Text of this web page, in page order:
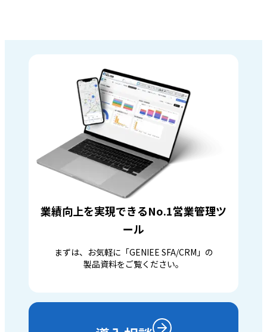
業績向上を実現できるNo.1営業管理ツ
ール
まずは、お気軽に「GENIEE SFA/CRM」の
製品資料をご覧ください。